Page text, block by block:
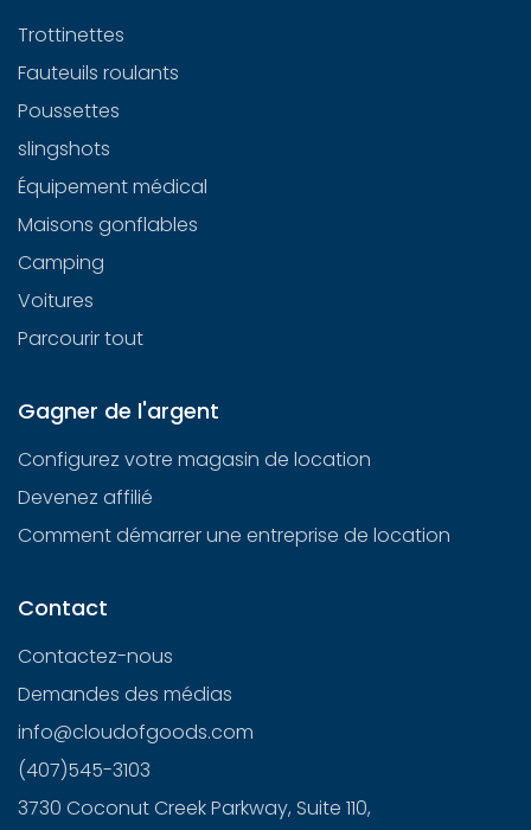
Trottinettes
Fauteuils roulants
Poussettes
slingshots
Équipement médical
Maisons gonflables
Camping
Voitures
Parcourir tout
Gagner de l'argent
Configurez votre magasin de location
Devenez affilié
Comment démarrer une entreprise de location
Contact
Contactez-nous
Demandes des médias
info@cloudofgoods.com
(407)545-3103
3730 Coconut Creek Parkway, Suite 110,